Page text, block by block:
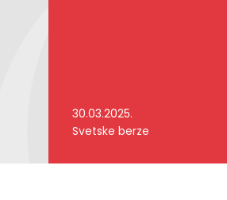
30.03.2025.
Svetske berze